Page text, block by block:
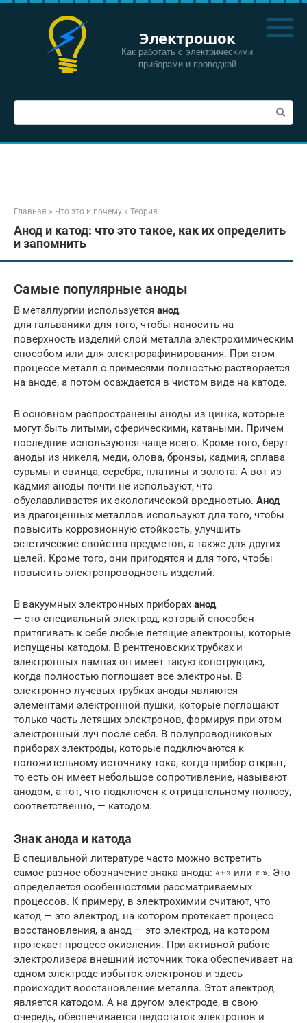
Перейти
Электрошок
Как работать с электрическими
приборами и проводкой
Поиск:
Главная » Что это и почему » Теория
Анод и катод: что это такое, как их определить
и запомнить
Самые популярные аноды
В металлургии используется анод
для гальваники для того, чтобы наносить на
поверхность изделий слой металла электрохимическим
способом или для электрорафинирования. При этом
процессе металл с примесями полностью растворяется
на аноде, а потом осаждается в чистом виде на катоде.
В основном распространены аноды из цинка, которые
могут быть литыми, сферическими, катаными. Причем
последние используются чаще всего. Кроме того, берут
аноды из никеля, меди, олова, бронзы, кадмия, сплава
сурьмы и свинца, серебра, платины и золота. А вот из
кадмия аноды почти не используют, что
обуславливается их экологической вредностью. Анод
из драгоценных металлов используют для того, чтобы
повысить коррозионную стойкость, улучшить
эстетические свойства предметов, а также для других
целей. Кроме того, они пригодятся и для того, чтобы
повысить электропроводность изделий.
В вакуумных электронных приборах анод
— это специальный электрод, который способен
притягивать к себе любые летящие электроны, которые
испущены катодом. В рентгеновских трубках и
электронных лампах он имеет такую конструкцию,
когда полностью поглощает все электроны. В
электронно-лучевых трубках аноды являются
элементами электронной пушки, которые поглощают
только часть летящих электронов, формируя при этом
электронный луч после себя. В полупроводниковых
приборах электроды, которые подключаются к
положительному источнику тока, когда прибор открыт,
то есть он имеет небольшое сопротивление, называют
анодом, а тот, что подключен к отрицательному полюсу,
соответственно, — катодом.
Знак анода и катода
В специальной литературе часто можно встретить
самое разное обозначение знака анода: «+» или «-». Это
определяется особенностями рассматриваемых
процессов. К примеру, в электрохимии считают, что
катод — это электрод, на котором протекает процесс
восстановления, а анод — это электрод, на котором
протекает процесс окисления. При активной работе
электролизера внешний источник тока обеспечивает на
одном электроде избыток электронов и здесь
происходит восстановление металла. Этот электрод
является катодом. А на другом электроде, в свою
очередь, обеспечивается недостаток электронов и